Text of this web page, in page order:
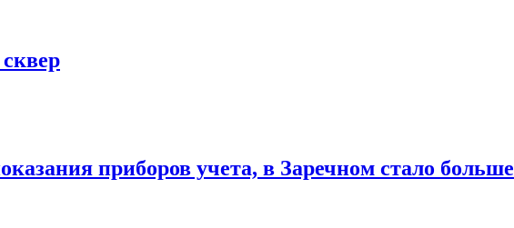
приборов учета, в Заречном стало больше